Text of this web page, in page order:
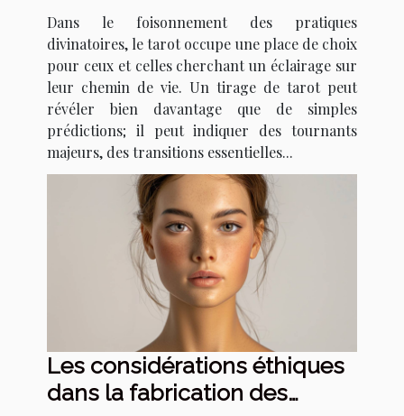
signes de changements de
vie majeurs
Dans le foisonnement des pratiques
divinatoires, le tarot occupe une place de choix
pour ceux et celles cherchant un éclairage sur
leur chemin de vie. Un tirage de tarot peut
révéler bien davantage que de simples
prédictions; il peut indiquer des tournants
majeurs, des transitions essentielles...
Les considérations éthiques
dans la fabrication des